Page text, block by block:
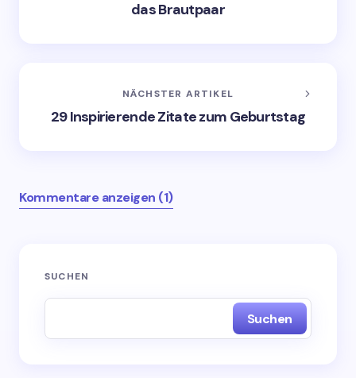
das Brautpaar
NÄCHSTER ARTIKEL
29 Inspirierende Zitate zum Geburtstag
Kommentare anzeigen (1)
Deine E-Mail-Adresse wird nicht veröffentlicht.
SUCHEN
Suchen